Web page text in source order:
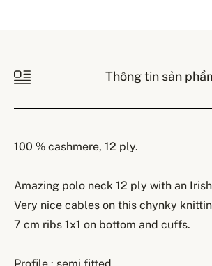
Thông tin sản
100 % cashmere, 12 ply.
Amazing polo neck 12 ply with an
Very nice cables on this chynky
7 cm ribs 1x1 on bottom and cuffs.